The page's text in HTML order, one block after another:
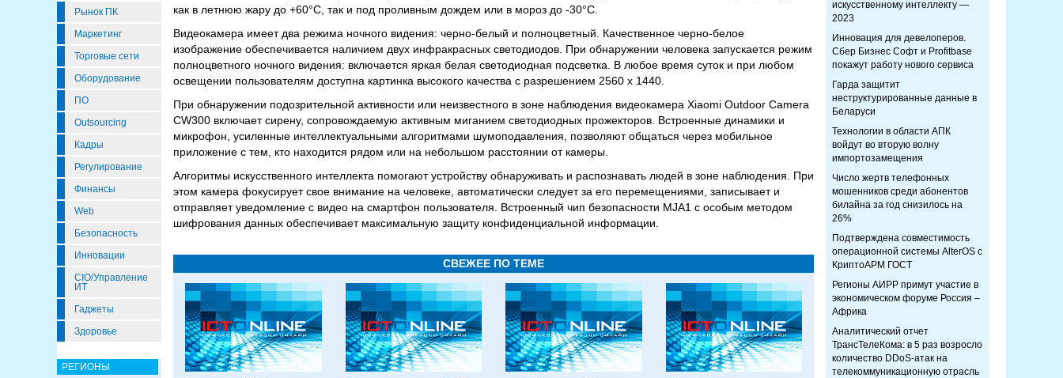
Рынок ПК
Маркетинг
Торговые сети
Оборудование
ПО
Outsourcing
Кадры
Регулирование
Финансы
Web
Безопасность
Инновации
CIO/Управление
ИТ
Гаджеты
Здоровье
РЕГИОНЫ
как в летнюю жару до +60°C, так и под проливным дождем или в мороз до -30°C.
Видеокамера имеет два режима ночного видения: черно-белый и полноцветный. Качественное черно-белое
изображение обеспечивается наличием двух инфракрасных светодиодов. При обнаружении человека запускается режим
полноцветного ночного видения: включается яркая белая светодиодная подсветка. В любое время суток и при любом
освещении пользователям доступна картинка высокого качества с разрешением 2560 x 1440.
При обнаружении подозрительной активности или неизвестного в зоне наблюдения видеокамера Xiaomi Outdoor Camera
CW300 включает сирену, сопровождаемую активным миганием светодиодных прожекторов. Встроенные динамики и
микрофон, усиленные интеллектуальными алгоритмами шумоподавления, позволяют общаться через мобильное
приложение с тем, кто находится рядом или на небольшом расстоянии от камеры.
Алгоритмы искусственного интеллекта помогают устройству обнаруживать и распознавать людей в зоне наблюдения. При
этом камера фокусирует свое внимание на человеке, автоматически следует за его перемещениями, записывает и
отправляет уведомление с видео на смартфон пользователя. Встроенный чип безопасности MJA1 с особым методом
шифрования данных обеспечивает максимальную защиту конфиденциальной информации.
СВЕЖЕЕ ПО ТЕМЕ
искусственному интеллекту —
2023
Инновация для девелоперов.
Сбер Бизнес Софт и Profitbase
покажут работу нового сервиса
Гарда защитит
неструктурированные данные в
Беларуси
Технологии в области АПК
войдут во вторую волну
импортозамещения
Число жертв телефонных
мошенников среди абонентов
билайна за год снизилось на
26%
Подтверждена совместимость
операционной системы AlterOS с
КриптоАРМ ГОСТ
Регионы АИРР примут участие в
экономическом форуме Россия –
Африка
Аналитический отчет
ТрансТелеКома: в 5 раз возросло
количество DDoS-атак на
телекоммуникационную отрасль